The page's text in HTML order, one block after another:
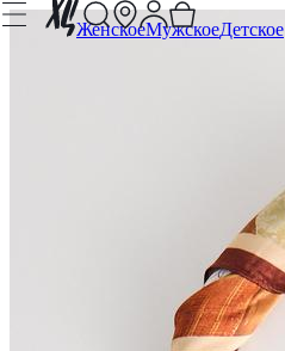
ЖенскоеМужскоеДетское